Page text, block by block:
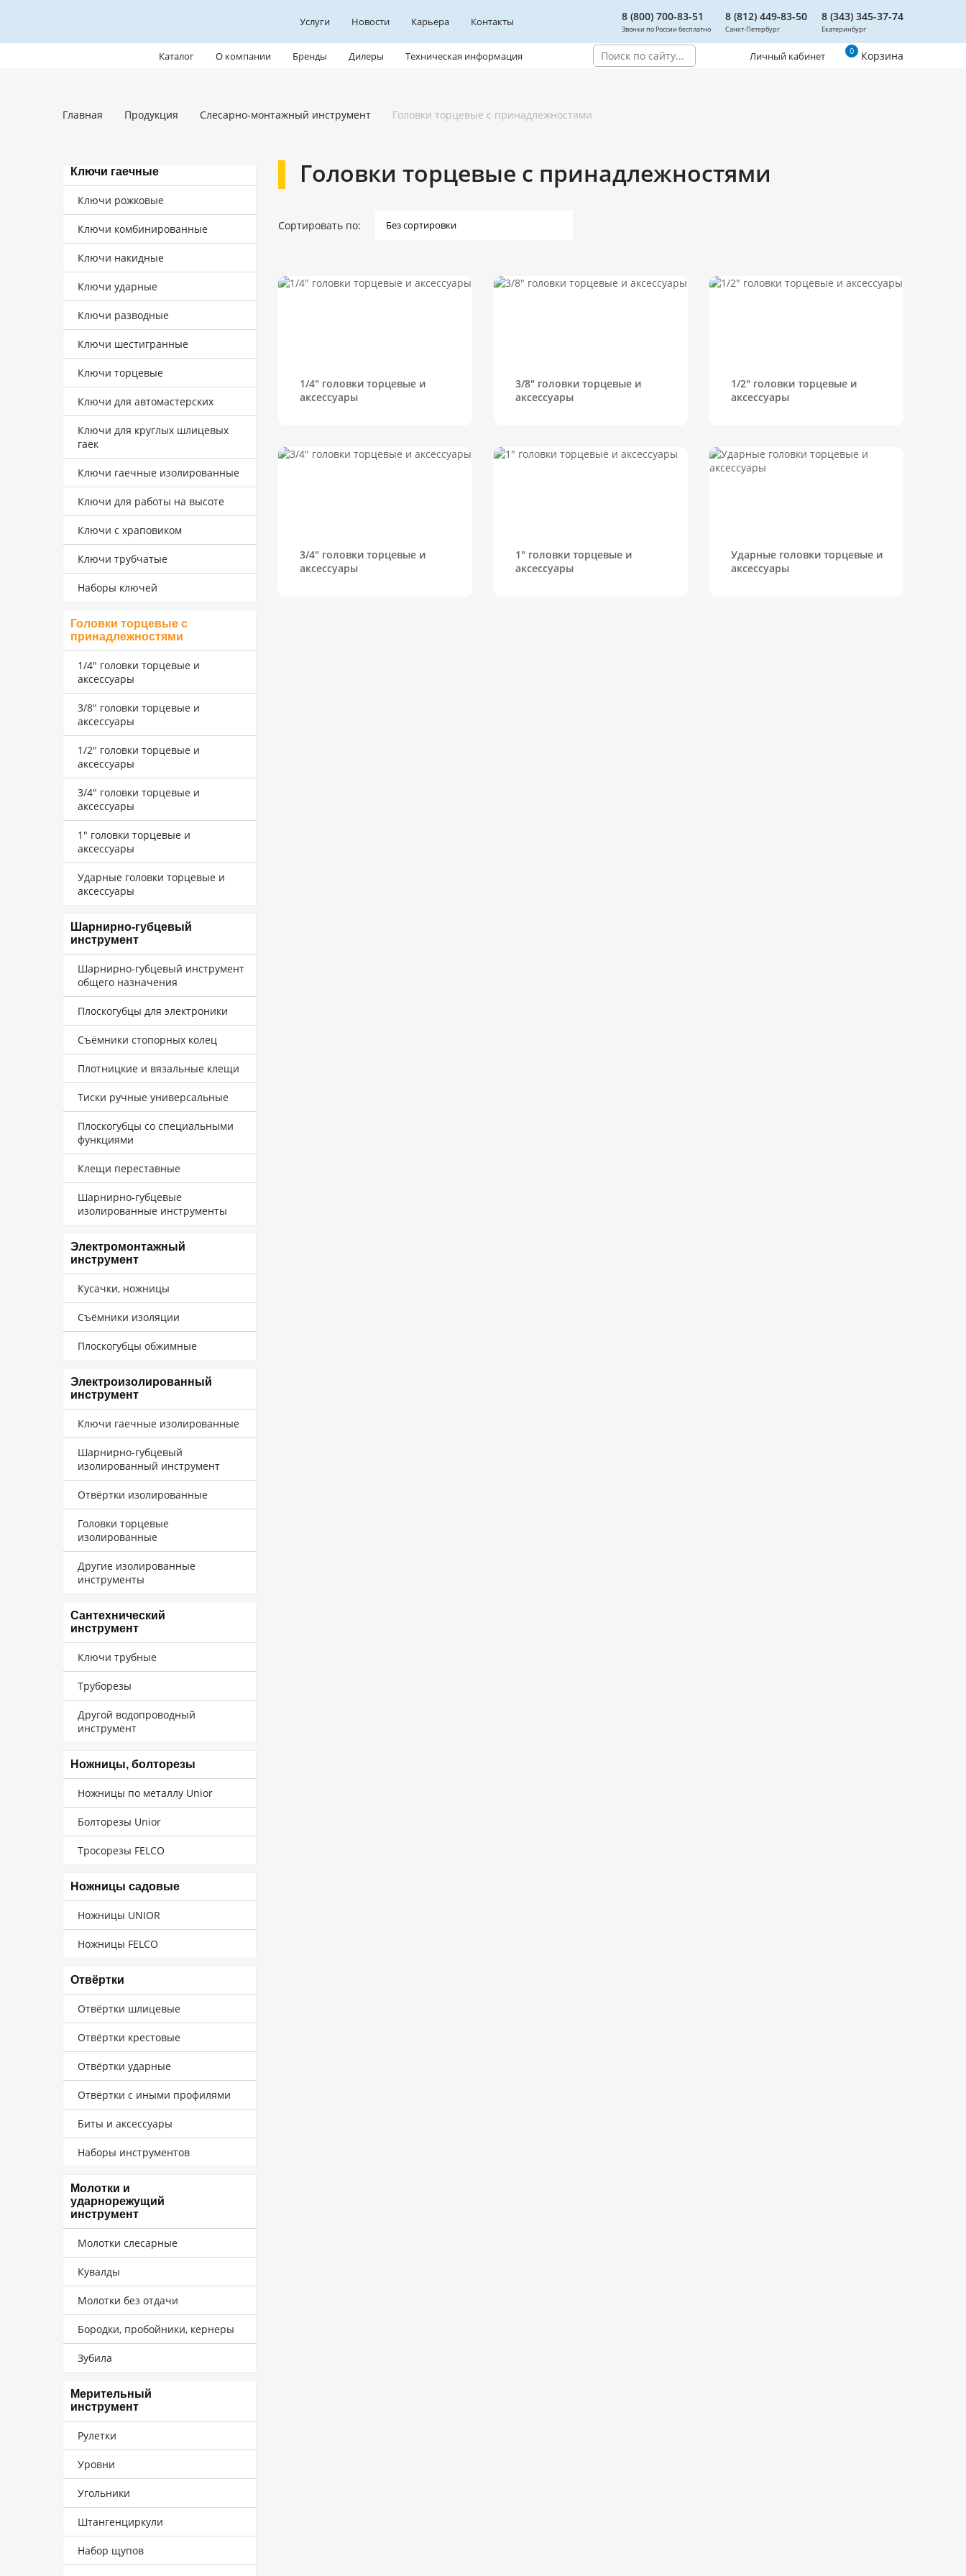
Услуги Новости Карьера Контакты 8 (800) 700-83-51
Звонки по России бесплатно
8 (812) 449-83-50
Санкт-Петербург
8 (343) 345-37-74
Екатеринбург
Каталог О компании Бренды Дилеры Техническая информация Личный кабинет 0 Корзина
Главная Продукция Слесарно-монтажный инструмент Головки торцевые с принадлежностями
Ключи гаечные
Ключи рожковые
Ключи комбинированные
Ключи накидные
Ключи ударные
Ключи разводные
Ключи шестигранные
Ключи торцевые
Ключи для автомастерских
Ключи для круглых шлицевых
гаек
Ключи гаечные изолированные
Ключи для работы на высоте
Ключи с храповиком
Ключи трубчатые
Наборы ключей
Головки торцевые с
принадлежностями
1/4" головки торцевые и
аксессуары
3/8" головки торцевые и
аксессуары
1/2" головки торцевые и
аксессуары
3/4" головки торцевые и
аксессуары
1" головки торцевые и
аксессуары
Ударные головки торцевые и
аксессуары
Шарнирно-губцевый
инструмент
Шарнирно-губцевый инструмент
общего назначения
Плоскогубцы для электроники
Съёмники стопорных колец
Плотницкие и вязальные клещи
Тиски ручные универсальные
Плоскогубцы со специальными
функциями
Клещи переставные
Шарнирно-губцевые
изолированные инструменты
Электромонтажный
инструмент
Кусачки, ножницы
Съёмники изоляции
Плоскогубцы обжимные
Электроизолированный
инструмент
Ключи гаечные изолированные
Шарнирно-губцевый
изолированный инструмент
Отвёртки изолированные
Головки торцевые
изолированные
Другие изолированные
инструменты
Сантехнический
инструмент
Ключи трубные
Труборезы
Другой водопроводный
инструмент
Ножницы, болторезы
Ножницы по металлу Unior
Болторезы Unior
Тросорезы FELCO
Ножницы садовые
Ножницы UNIOR
Ножницы FELCO
Отвёртки
Отвёртки шлицевые
Отвёртки крестовые
Отвёртки ударные
Отвёртки с иными профилями
Биты и аксессуары
Наборы инструментов
Молотки и
ударнорежущий
инструмент
Молотки слесарные
Кувалды
Молотки без отдачи
Бородки, пробойники, кернеры
Зубила
Мерительный
инструмент
Рулетки
Уровни
Угольники
Штангенциркули
Набор щупов
Головки торцевые с принадлежностями
Сортировать по:
1/4" головки торцевые и
аксессуары
3/8" головки торцевые и
аксессуары
1/2" головки торцевые и
аксессуары
3/4" головки торцевые и
аксессуары
1" головки торцевые и
аксессуары
Ударные головки торцевые и
аксессуары